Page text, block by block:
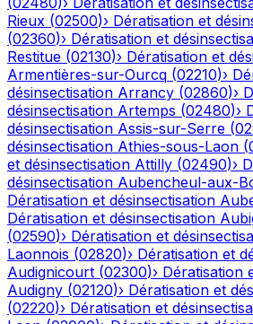
Rieux (02500)› Dératisation et
(02360)› Dératisation et
Restitue (02130)› Dératisation et
Armentières-sur-Ourcq (02210)›
désinsectisation Arrancy (02860)›
désinsectisation Artemps (02480)›
désinsectisation Assis-sur-Serre (
désinsectisation Athies-sous-Laon (
et désinsectisation Attilly (02490)›
désinsectisation Aubencheul-aux-
Dératisation et désinsectisation
Dératisation et désinsectisation
(02590)› Dératisation et
Laonnois (02820)› Dératisation et
Audignicourt (02300)› Dératisation
Audigny (02120)› Dératisation et
(02220)› Dératisation et